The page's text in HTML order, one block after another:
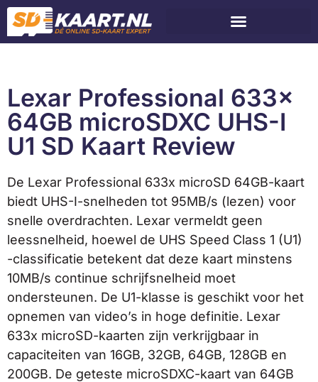
Lexar Professional 633x
64GB microSDXC UHS-I
U1 SD Kaart Review
De Lexar Professional 633x microSD 64GB-kaart
biedt UHS-I-snelheden tot 95MB/s (lezen) voor
snelle overdrachten. Lexar vermeldt geen
leessnelheid, hoewel de UHS Speed Class 1 (U1)
-classificatie betekent dat deze kaart minstens
10MB/s continue schrijfsnelheid moet
ondersteunen. De U1-klasse is geschikt voor het
opnemen van video’s in hoge definitie. Lexar
633x microSD-kaarten zijn verkrijgbaar in
capaciteiten van 16GB, 32GB, 64GB, 128GB en
200GB. De geteste microSDXC-kaart van 64GB